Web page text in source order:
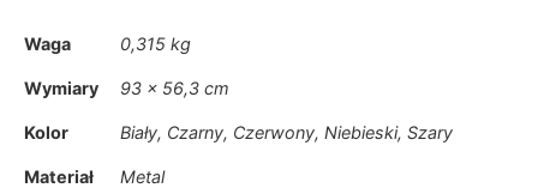
Waga 0,315 kg
Wymiary 93 × 56,3 cm
Kolor Biały, Czarny, Czerwony, Niebieski, Szary
Materiał Metal